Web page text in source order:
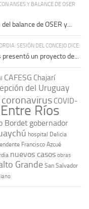
ANSES Y BALANCE DE OSER
balance de OSER y...
SESIÓN DEL CONCEJO DICE:
un proyecto de...
CAFESG Chajarí
del Uruguay
coronavirus COVID-
Entre Ríos
Bordet gobernador
hospital Delicia
Francisco Azcué
nuevos casos obras
Grande San Salvador